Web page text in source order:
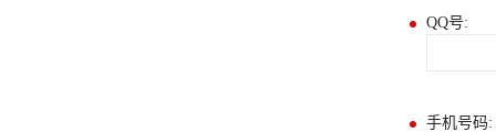
QQ号:
手机号码: